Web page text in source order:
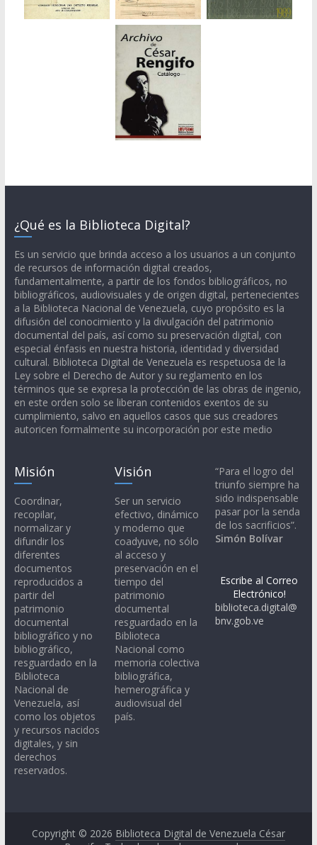
¿Qué es la Biblioteca Digital?
Es un servicio que brinda acceso a los usuarios a un conjunto
de recursos de información digital creados,
fundamentalmente, a partir de los fondos bibliográficos, no
bibliográficos, audiovisuales y de origen digital, pertenecientes
a la Biblioteca Nacional de Venezuela, cuyo propósito es la
difusión del conocimiento y la divulgación del patrimonio
documental del país, así como su preservación digital, con
especial énfasis en nuestra historia, identidad y diversidad
cultural. Biblioteca Digital de Venezuela es respetuosa de la
Ley sobre el Derecho de Autor y su reglamento en los
términos que se expresa la protección de las obras de ingenio,
en este orden solo se liberan contenidos exentos de su
cumplimiento, salvo en aquellos casos que sus creadores
autoricen formalmente su incorporación por este medio
Misión
Coordinar,
recopilar,
normalizar y
difundir los
diferentes
documentos
reproducidos a
partir del
patrimonio
documental
bibliográfico y no
bibliográfico,
resguardado en la
Biblioteca
Nacional de
Venezuela, así
como los objetos
y recursos nacidos
digitales, y sin
derechos
reservados.
Visión
Ser un servicio
efectivo, dinámico
y moderno que
coadyuve, no sólo
al acceso y
preservación en el
tiempo del
patrimonio
documental
resguardado en la
Biblioteca
Nacional como
memoria colectiva
bibliográfica,
hemerográfica y
audiovisual del
país.
“Para el logro del
triunfo siempre ha
sido indispensable
pasar por la senda
de los sacrificios”.
Simón Bolívar
Escribe al Correo
Electrónico!
biblioteca.digital@
bnv.gob.ve
Copyright © 2026 Biblioteca Digital de Venezuela César